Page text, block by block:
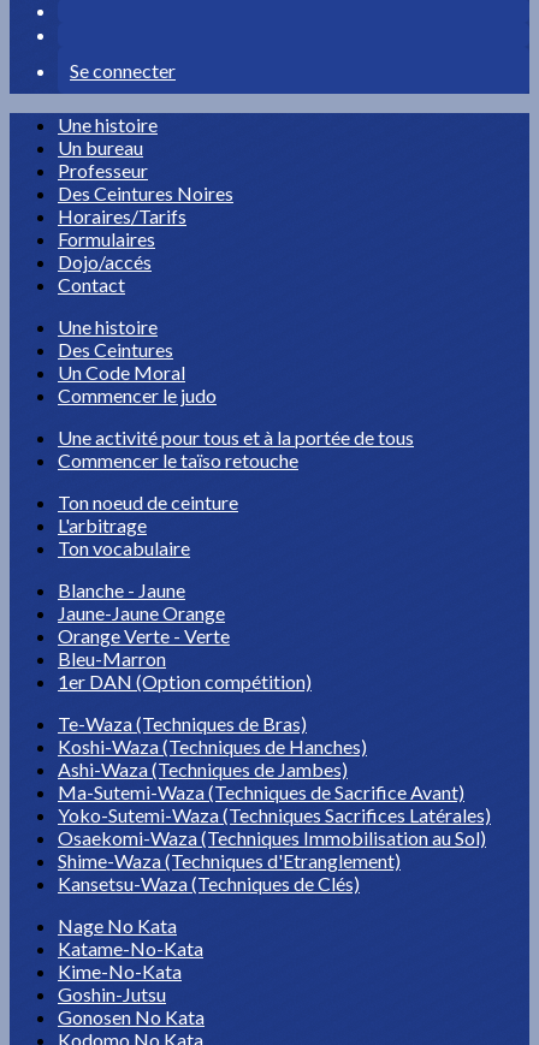
Se connecter
Une histoire
Un bureau
Professeur
Des Ceintures Noires
Horaires/Tarifs
Formulaires
Dojo/accés
Contact
Une histoire
Des Ceintures
Un Code Moral
Commencer le judo
Une activité pour tous et à la portée de tous
Commencer le taïso retouche
Ton noeud de ceinture
L'arbitrage
Ton vocabulaire
Blanche - Jaune
Jaune-Jaune Orange
Orange Verte - Verte
Bleu-Marron
1er DAN (Option compétition)
Te-Waza (Techniques de Bras)
Koshi-Waza (Techniques de Hanches)
Ashi-Waza (Techniques de Jambes)
Ma-Sutemi-Waza (Techniques de Sacrifice Avant)
Yoko-Sutemi-Waza (Techniques Sacrifices Latérales)
Osaekomi-Waza (Techniques Immobilisation au Sol)
Shime-Waza (Techniques d'Etranglement)
Kansetsu-Waza (Techniques de Clés)
Nage No Kata
Katame-No-Kata
Kime-No-Kata
Goshin-Jutsu
Gonosen No Kata
Kodomo No Kata